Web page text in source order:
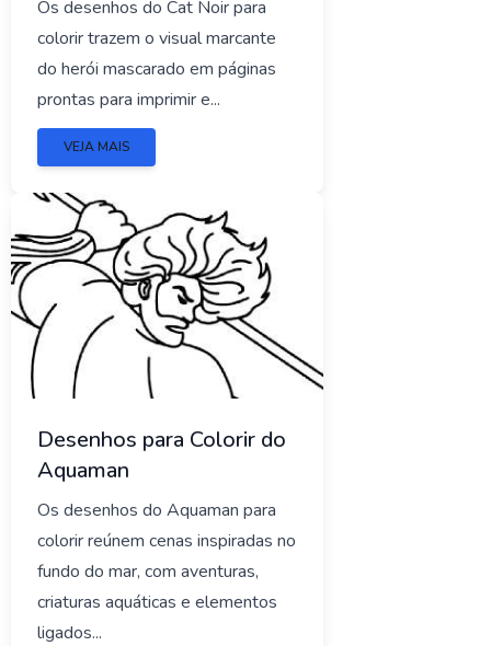
Os desenhos do Cat Noir para
colorir trazem o visual marcante
do herói mascarado em páginas
prontas para imprimir e...
VEJA MAIS
Desenhos para Colorir do
Aquaman
Os desenhos do Aquaman para
colorir reúnem cenas inspiradas no
fundo do mar, com aventuras,
criaturas aquáticas e elementos
ligados...